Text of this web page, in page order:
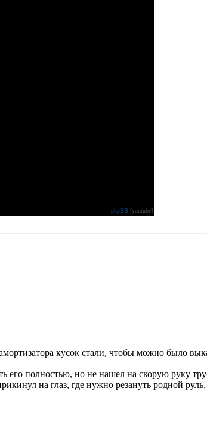
phpBB [youtube]
кусок стали, чтобы можно было
его полностью, но не нашел на скорую руку
на глаз, где нужно резануть родной